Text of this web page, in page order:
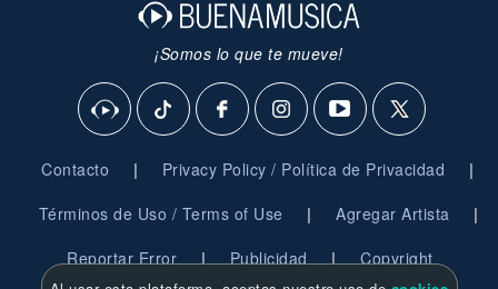
¡Somos lo que te mueve!
Contacto | Privacy Policy / Política de Privacidad |
Términos de Uso / Terms of Use | Agregar Artista |
Reportar Error | Publicidad | Copyright